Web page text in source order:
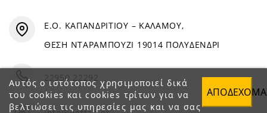
Αυτός ο ιστότοπος χρησιμοποιεί δικά
του cookies και cookies τρίτων για να
βελτιώσει τις υπηρεσίες μας και να σας
Ε.Ο. ΚΑΠΑΝΔΡΙΤΙΟΥ – ΚΑΛΑΜΟΥ,
ΘΕΣΗ ΝΤΑΡΑΜΠΟΥΖΙ 19014 ΠΟΛΥΔΕΝΔΡΙ
22950 22292